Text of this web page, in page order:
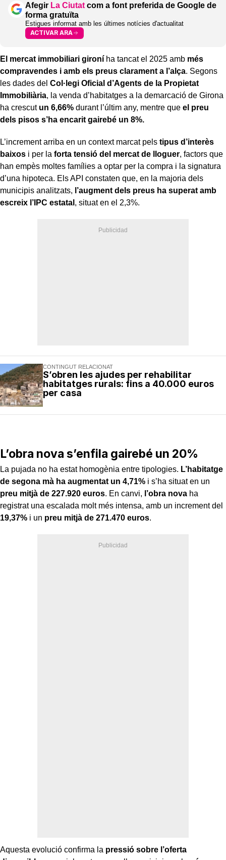
Afegir La Ciutat com a font preferida de Google de
forma gratuïta
Estigues informat amb les últimes notícies d'actualitat
ACTIVAR ARA
El mercat immobiliari gironí ha tancat el 2025 amb més
compravendes i amb els preus clarament a l’alça. Segons
les dades del Col·legi Oficial d’Agents de la Propietat
Immobiliària, la venda d’habitatges a la demarcació de Girona
ha crescut un 6,66% durant l’últim any, mentre que el preu
dels pisos s’ha encarit gairebé un 8%.
L’increment arriba en un context marcat pels tipus d’interès
baixos i per la forta tensió del mercat de lloguer, factors que
han empès moltes famílies a optar per la compra i la signatura
d’una hipoteca. Els API constaten que, en la majoria dels
municipis analitzats, l’augment dels preus ha superat amb
escreix l’IPC estatal , situat en el 2,3%.
CONTINGUT RELACIONAT
S’obren les ajudes per rehabilitar
habitatges rurals: fins a 40.000 euros
per casa
L’obra nova s’enfila gairebé un 20%
La pujada no ha estat homogènia entre tipologies. L’habitatge
de segona mà ha augmentat un 4,71% i s’ha situat en un
preu mitjà de 227.920 euros. En canvi, l’obra nova ha
registrat una escalada molt més intensa, amb un increment del
19,37% i un preu mitjà de 271.470 euros.
Aquesta evolució confirma la pressió sobre l’oferta